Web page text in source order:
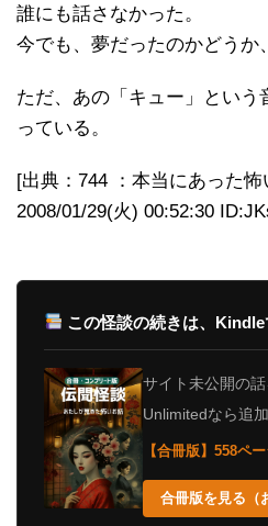
誰にも話さなかった。
今でも、夢だったのかどうか
ただ、あの「キュー」という
っている。
[出典：744 ：本当にあった怖
2008/01/29(火) 00:52:30
この怪談の続きは、Kindle
サイト未公開の
Unlimitedなら追
【合冊版】558ペ
合冊版を見る（